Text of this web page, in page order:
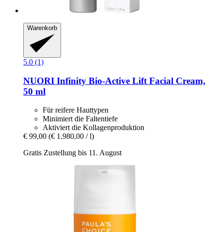
Warenkorb
5.0 (1)
NUORI Infinity Bio-​Active Lift Facial Cream,
50 ml
Für reifere Hauttypen
Minimiert die Faltentiefe
Aktiviert die Kollagenproduktion
€ 99,00 (€ 1.980,00 / l)
Gratis Zustellung bis 11. August